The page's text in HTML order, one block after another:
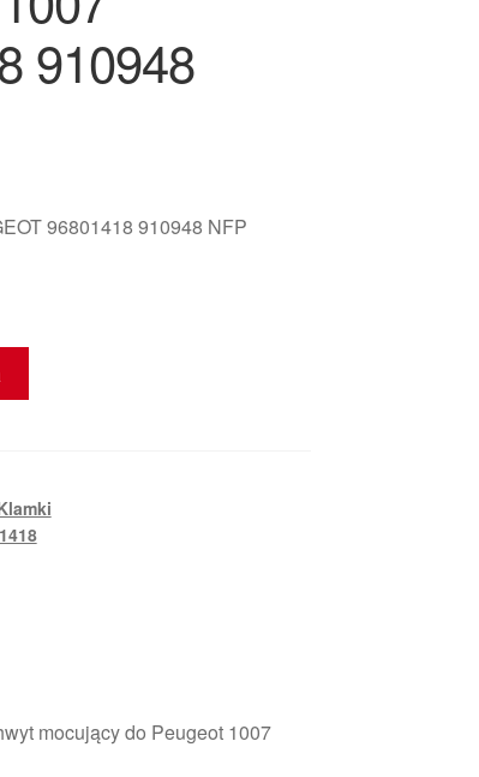
910948
96801418 910948 NFP
mocujący do Peugeot 1007